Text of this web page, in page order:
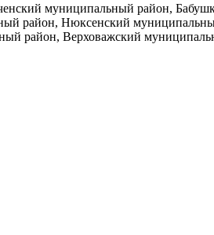
муниципальный район,
район, Нюксенский
район, Верховажский